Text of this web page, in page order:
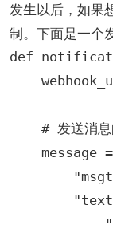
发生以后，如果
制。下面是一个
def
# 发送消息
message